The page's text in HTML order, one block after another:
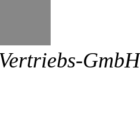
GmbH